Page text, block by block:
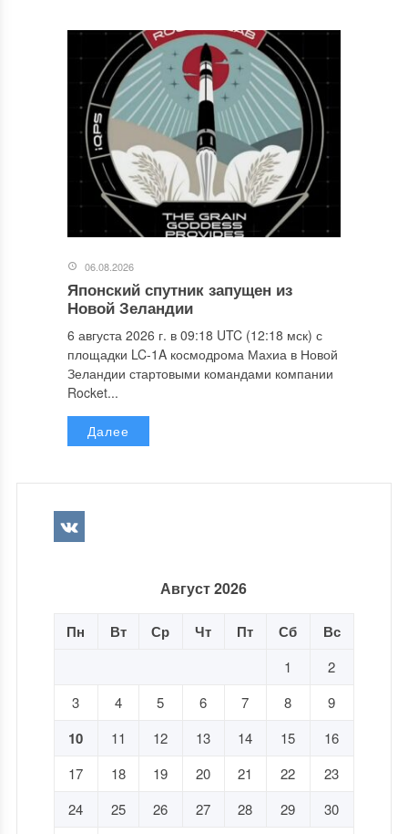
06.08.2026
Японский спутник запущен из
Новой Зеландии
6 августа 2026 г. в 09:18 UTC (12:18 мск) с
площадки LC-1A космодрома Махиа в Новой
Зеландии стартовыми командами компании
Rocket...
Далее
Август 2026
Пн Вт Ср Чт Пт Сб Вс
1
2
3
4 5 6 7 8 9
10 11 12 13 14 15
16
17
18 19 20 21 22
23
24
25 26 27 28 29
30